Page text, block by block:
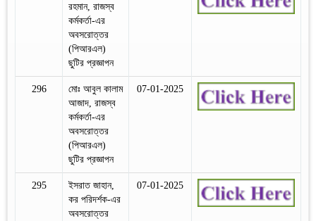
রহমান, রাজস্ব
কর্মকর্তা-এর
অবসরোত্তর
(পিআরএল)
ছুটির প্রজ্ঞাপন
296
মোঃ আবুল কালাম
আজাদ, রাজস্ব
কর্মকর্তা-এর
অবসরোত্তর
(পিআরএল)
ছুটির প্রজ্ঞাপন
07-01-2025
295
ইসরাত জাহান,
কর পরিদর্শক-এর
অবসরোত্তর
07-01-2025